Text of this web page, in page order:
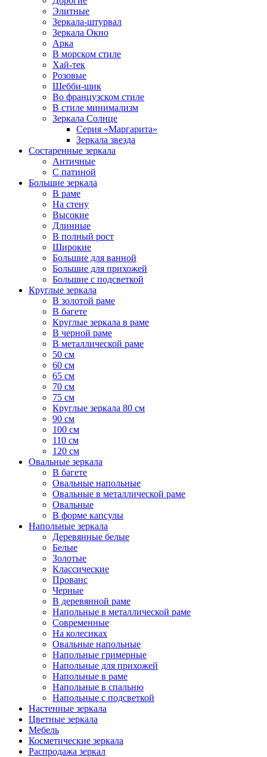
Элитные
Зеркала-штурвал
Зеркала Окно
Арка
В морском стиле
Хай-тек
Розовые
Шебби-шик
Во французском стиле
В стиле минимализм
Зеркала Солнце
Серия «Маргарита»
Зеркала звезда
Состаренные зеркала
Античные
С патиной
Большие зеркала
В раме
На стену
Высокие
Длинные
В полный рост
Широкие
Большие для ванной
Большие для прихожей
Большие с подсветкой
Круглые зеркала
В золотой раме
В багете
Круглые зеркала в раме
В черной раме
В металлической раме
50 см
60 см
65 см
70 см
75 см
Круглые зеркала 80 см
90 см
100 см
110 см
120 см
Овальные зеркала
В багете
Овальные напольные
Овальные в металлической раме
Овальные
В форме капсулы
Напольные зеркала
Деревянные белые
Белые
Золотые
Классические
Прованс
Черные
В деревянной раме
Напольные в металлической раме
Современные
На колесиках
Овальные напольные
Напольные гримерные
Напольные для прихожей
Напольные в раме
Напольные в спальню
Напольные с подсветкой
Настенные зеркала
Цветные зеркала
Мебель
Косметические зеркала
Распродажа зеркал